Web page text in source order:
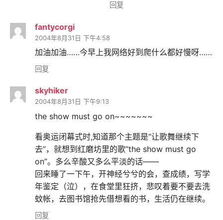
回复
fantycorgi
2004年8月31日 下午4:58
加油加油……今早上我网络好到爬什么都好慢呀……
回复
skyhiker
2004年8月31日 下午9:13
the show must go on~~~~~~~
看奥运闭幕式时,知道那个主题是“让歌舞继续下
去”，就想到红磨坊里的歌“the show must go
on”。多么辛酸又多么平淡的话——
回来睡了一下午，开神经兮兮的会，查成绩，写学
年鉴定（泣），在食堂里狂挤，悲叹着要不要去洗
蚊帐，去图书馆抢先借想看的书，生活仍在继续。
回复